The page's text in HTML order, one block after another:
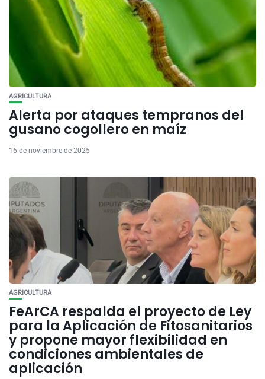
AGRICULTURA
Alerta por ataques tempranos del
gusano cogollero en maíz
16 de noviembre de 2025
AGRICULTURA
FeArCA respalda el proyecto de Ley
para la Aplicación de Fitosanitarios
y propone mayor flexibilidad en
condiciones ambientales de
aplicación